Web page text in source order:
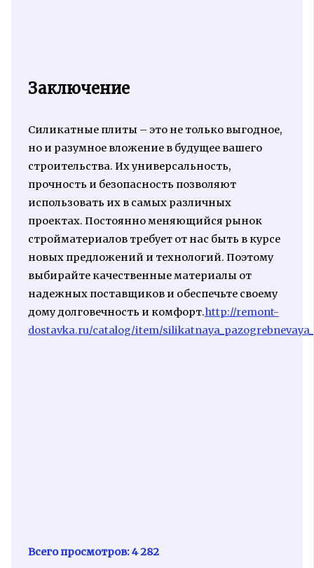
Заключение
Силикатные плиты – это не только выгодное,
но и разумное вложение в будущее вашего
строительства. Их универсальность,
прочность и безопасность позволяют
использовать их в самых различных
проектах. Постоянно меняющийся рынок
стройматериалов требует от нас быть в курсе
новых предложений и технологий. Поэтому
выбирайте качественные материалы от
надежных поставщиков и обеспечьте своему
дому долговечность и комфорт.http://remont-
dostavka.ru/catalog/item/
Всего просмотров:4 282